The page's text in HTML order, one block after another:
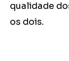
qualidade
os dois.